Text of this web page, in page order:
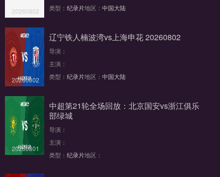
20260802
类型： 纪录片地区： 中国大陆
20260802
辽宁铁人楠波湾vs上海申花 20260802
导演：
主演：
类型： 纪录片地区： 中国大陆
20260801
中超第21轮全场回放：北京国安vs浙江俱乐
部绿城
导演：
主演：
类型： 纪录片地区：